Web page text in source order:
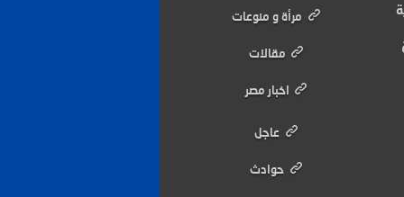
مرأة و منوعات
مقالات
اخبار مصر
عاجل
حوادث